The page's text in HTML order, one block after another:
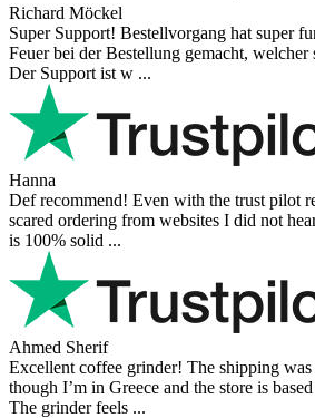
Richard Möckel
Super Support! Bestellvorgang hat super
Feuer bei der Bestellung gemacht,
Der Support ist w ...
Hanna
Def recommend! Even with the trust pilot
scared ordering from websites I did not
is 100% solid ...
Ahmed Sherif
Excellent coffee grinder! The shipping
though I’m in Greece and the store is
The grinder feels ...